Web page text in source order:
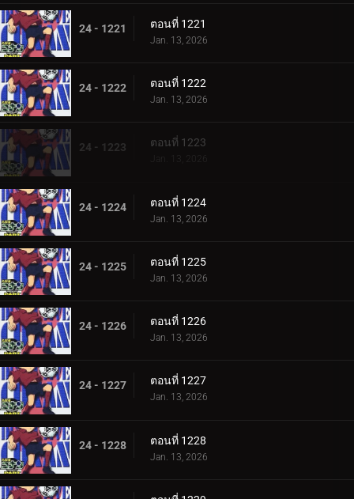
24 - 1221 ตอนที่ 1221
Jan. 13, 2026
24 - 1222 ตอนที่ 1222
Jan. 13, 2026
24 - 1223 ตอนที่ 1223
Jan. 13, 2026
24 - 1224 ตอนที่ 1224
Jan. 13, 2026
24 - 1225 ตอนที่ 1225
Jan. 13, 2026
24 - 1226 ตอนที่ 1226
Jan. 13, 2026
24 - 1227 ตอนที่ 1227
Jan. 13, 2026
24 - 1228 ตอนที่ 1228
Jan. 13, 2026